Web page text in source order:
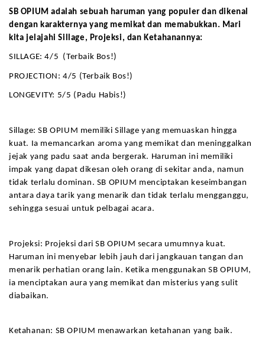
SB OPIUM adalah sebuah haruman yang populer dan dikenal
dengan karakternya yang memikat dan memabukkan. Mari
kita jelajahi Sillage, Projeksi, dan Ketahanannya:
SILLAGE: 4/5  (Terbaik Bos!)
PROJECTION: 4/5 (Terbaik Bos!)
LONGEVITY: 5/5 (Padu Habis!)
Sillage: SB OPIUM memiliki Sillage yang memuaskan hingga
kuat. Ia memancarkan aroma yang memikat dan meninggalkan
jejak yang padu saat anda bergerak. Haruman ini memiliki
impak yang dapat dikesan oleh orang di sekitar anda, namun
tidak terlalu dominan. SB OPIUM menciptakan keseimbangan
antara daya tarik yang menarik dan tidak terlalu mengganggu,
sehingga sesuai untuk pelbagai acara.
Projeksi: Projeksi dari SB OPIUM secara umumnya kuat.
Haruman ini menyebar lebih jauh dari jangkauan tangan dan
menarik perhatian orang lain. Ketika menggunakan SB OPIUM,
ia menciptakan aura yang memikat dan misterius yang sulit
diabaikan.
Ketahanan: SB OPIUM menawarkan ketahanan yang baik.